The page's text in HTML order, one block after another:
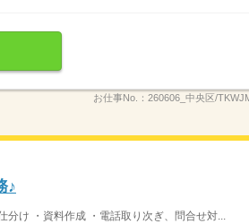
お仕事No.： 260606_中央区/
♪
分け ・資料作成 ・電話取り次ぎ、問合せ対...